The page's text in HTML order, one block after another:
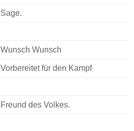
Sage.
Wunsch Wunsch
Vorbereitet für den Kampf
Freund des Volkes.